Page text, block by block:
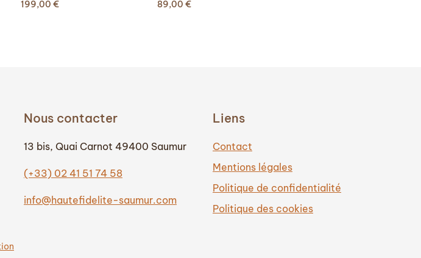
199,00 € 89,00 €
Nous contacter
13 bis, Quai Carnot 49400 Saumur
(+33) 02 41 51 74 58
info@hautefidelite-saumur.com
Liens
Contact
Mentions légales
Politique de confidentialité
Politique des cookies